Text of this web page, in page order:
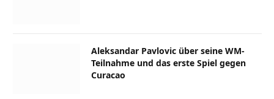
Aleksandar Pavlovic über seine WM-
Teilnahme und das erste Spiel gegen
Curacao